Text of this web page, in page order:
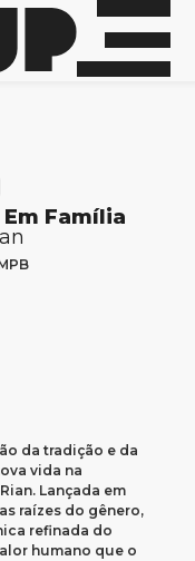
Família
da tradição e da
vida na
Lançada em
raízes do gênero,
refinada do
humano que o